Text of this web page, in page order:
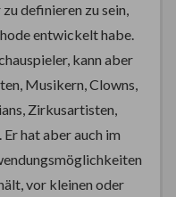
definieren zu sein,
entwickelt habe.
kann aber
Musikern, Clowns,
Zirkusartisten,
hat aber auch im
vor kleinen oder